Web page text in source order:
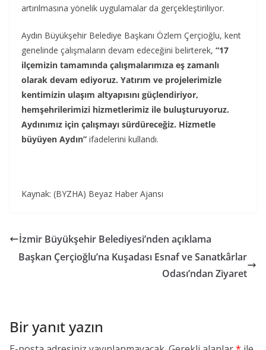
artırılmasına yönelik uygulamalar da gerçekleştiriliyor.
Aydın Büyükşehir Belediye Başkanı Özlem Çerçioğlu, kent
genelinde çalışmaların devam edeceğini belirterek, “17
ilçemizin tamamında çalışmalarımıza eş zamanlı
olarak devam ediyoruz. Yatırım ve projelerimizle
kentimizin ulaşım altyapısını güçlendiriyor,
hemşehrilerimizi hizmetlerimiz ile buluşturuyoruz.
Aydınımız için çalışmayı sürdüreceğiz. Hizmetle
büyüyen Aydın” ifadelerini kullandı.
Kaynak: (BYZHA) Beyaz Haber Ajansı
İzmir Büyükşehir Belediyesi’nden açıklama
Başkan Çerçioğlu’na Kuşadası Esnaf ve Sanatkârlar
Odası’ndan Ziyaret
Bir yanıt yazın